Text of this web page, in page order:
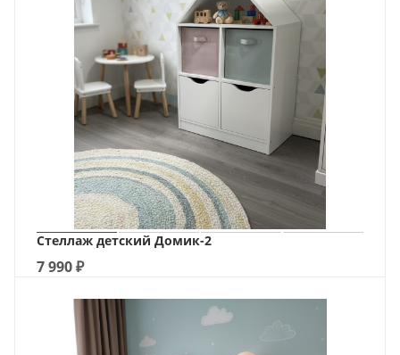
Стеллаж детский Домик-2
7 990₽